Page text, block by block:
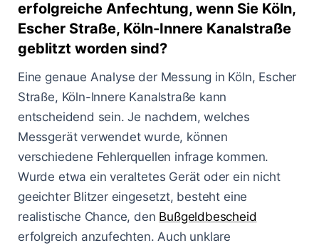
erfolgreiche Anfechtung, wenn Sie Köln,
Escher Straße, Köln-Innere Kanalstraße
geblitzt worden sind?
Eine genaue Analyse der Messung in Köln, Escher
Straße, Köln-Innere Kanalstraße kann
entscheidend sein. Je nachdem, welches
Messgerät verwendet wurde, können
verschiedene Fehlerquellen infrage kommen.
Wurde etwa ein veraltetes Gerät oder ein nicht
geeichter Blitzer eingesetzt, besteht eine
realistische Chance, den Bußgeldbescheid
erfolgreich anzufechten. Auch unklare